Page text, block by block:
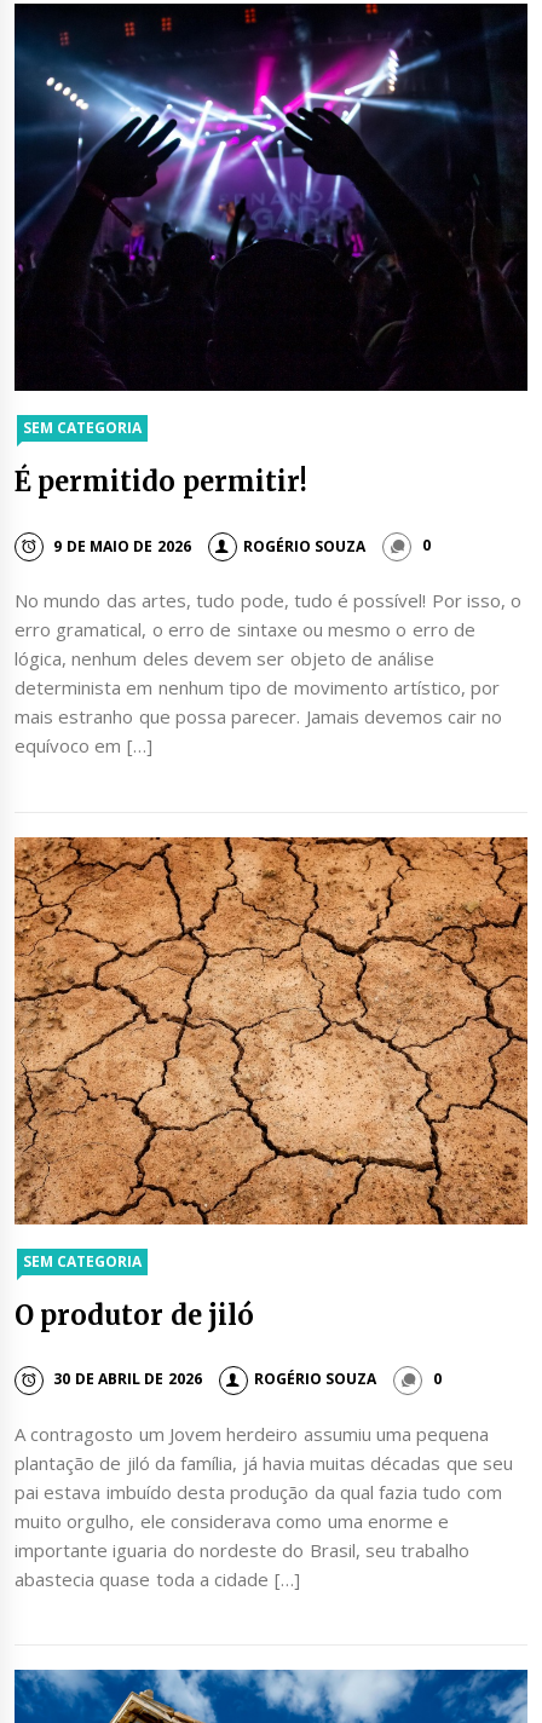
SEM CATEGORIA
É permitido permitir!
9 DE MAIO DE 2026 ROGÉRIO SOUZA 0
No mundo das artes, tudo pode, tudo é possível! Por isso, o
erro gramatical, o erro de sintaxe ou mesmo o erro de
lógica, nenhum deles devem ser objeto de análise
determinista em nenhum tipo de movimento artístico, por
mais estranho que possa parecer. Jamais devemos cair no
equívoco em […]
SEM CATEGORIA
O produtor de jiló
30 DE ABRIL DE 2026 ROGÉRIO SOUZA 0
A contragosto um Jovem herdeiro assumiu uma pequena
plantação de jiló da família, já havia muitas décadas que seu
pai estava imbuído desta produção da qual fazia tudo com
muito orgulho, ele considerava como uma enorme e
importante iguaria do nordeste do Brasil, seu trabalho
abastecia quase toda a cidade […]